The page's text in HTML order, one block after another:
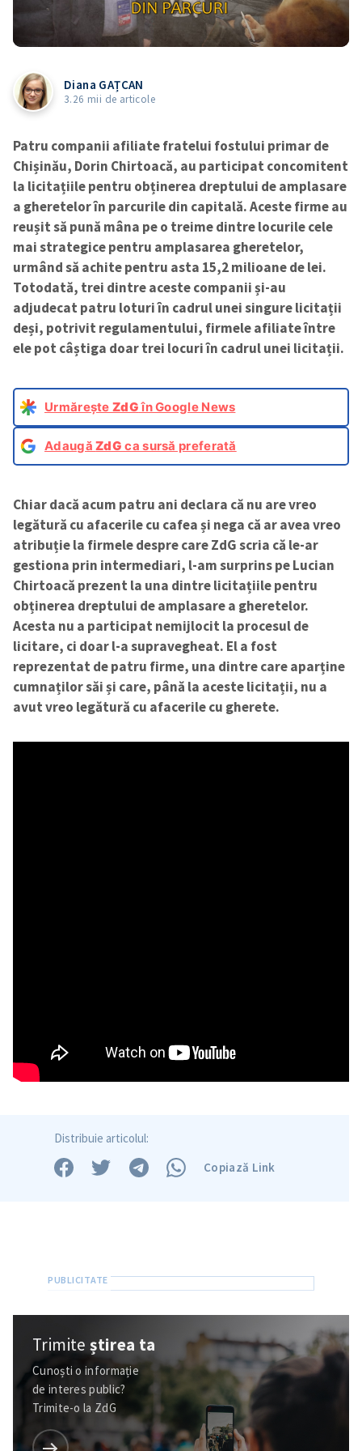
Diana GAȚCAN
3.26 mii de articole
Patru companii afiliate fratelui fostului primar de
Chișinău, Dorin Chirtoacă, au participat concomitent
la licitațiile pentru obținerea dreptului de amplasare
a gheretelor în parcurile din capitală. Aceste firme au
reușitsă pună mâna pe o treime dintre locurile cele
mai strategice pentru amplasarea gheretelor,
urmând să achite pentru asta 15,2 milioane de lei.
Totodată, trei dintre aceste companii și-au
adjudecat patru loturi în cadrul unei singure licitații
deși, potrivit regulamentului, firmele afiliate între
ele pot câștiga doar trei locuri în cadrul unei licitații.
Urmărește ZdGîn Google News
AdaugăZdG ca sursă preferată
Chiar dacă acum patru ani declara că nu are vreo
legătură cu afacerile cu cafea și nega că ar avea vreo
atribuție la firmele despre care ZdG scria că le-ar
gestiona prin intermediari, l-am surprins pe Lucian
Chirtoacă prezent la una dintre licitațiile pentru
obținerea dreptului de amplasare a gheretelor.
Acesta nu a participat nemijlocit la procesul de
licitare, ci doar l-a supravegheat. El a fost
reprezentat de patru firme, una dintre care aparține
cumnaților săi și care, până la aceste licitații, nu a
avut vreo legătură cu afacerile cu gherete.
Distribuie articolul:
Copiază Link
Trimiteștirea ta
Cunoști o informație
de interes public?
Trimite-o la ZdG